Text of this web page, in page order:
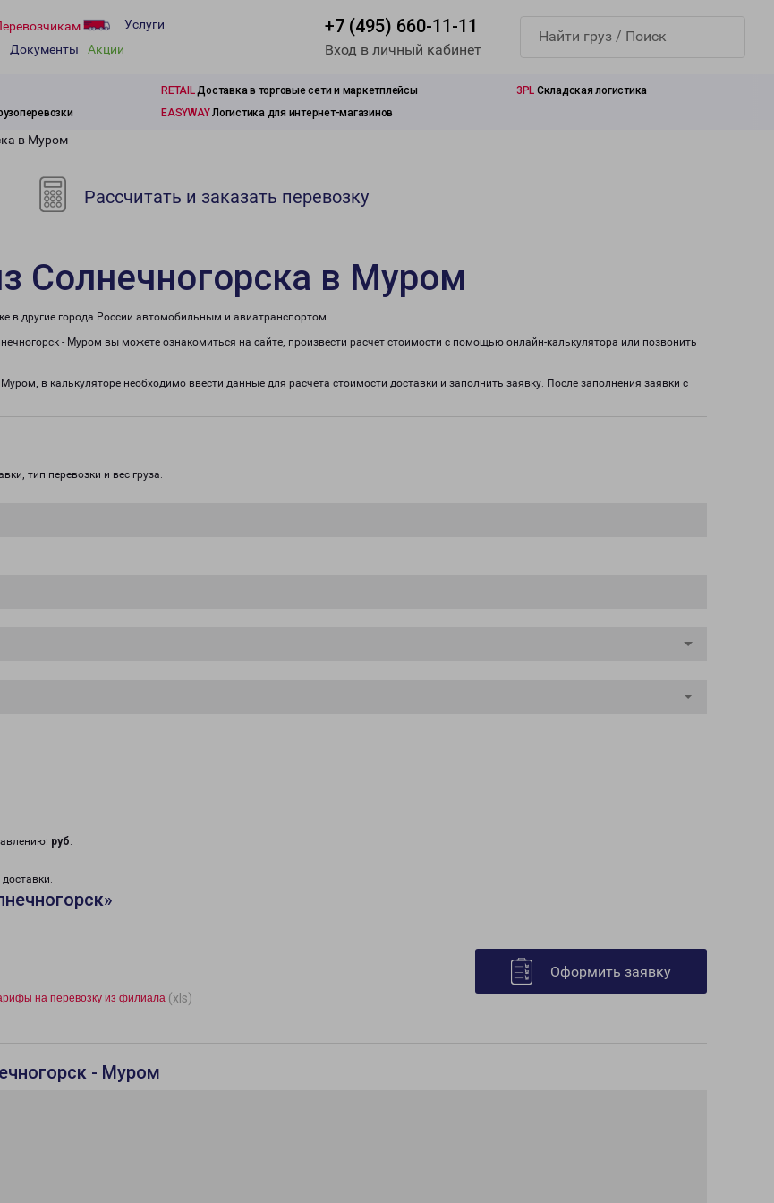
Услуги
Документы Акции
+7 (495) 660-11-11
Вход в личный кабинет
RETAILДоставка в торговые сети и маркетплейсы 3PL Складская логистика
EASYWAYЛогистика для интернет-магазинов
в Муром
Рассчитать и заказать перевозку
Солнечногорска в Муром
в другие города России автомобильным и авиатранспортом.
- Муром вы можете ознакомиться на сайте, произвести расчет стоимости с помощью онлайн-калькулятора или позвонить
в калькуляторе необходимо ввести данные для расчета стоимости доставки и заполнить заявку. После заполнения заявки с
тип перевозки и вес груза.
руб.
на перевозку из филиала (xls)
Оформить заявку
- Муром